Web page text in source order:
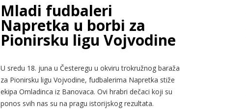
Mladi fudbaleri
Napretka u borbi za
Pionirsku ligu Vojvodine
U sredu 18. juna u Česteregu u okviru trokružnog baraža
za Pionirsku ligu Vojvodine, fudbalerima Napretka stiže
ekipa Omladinca iz Banovaca. Ovi hrabri dečaci koji su
ponos svih nas su na pragu istorijskog rezultata.